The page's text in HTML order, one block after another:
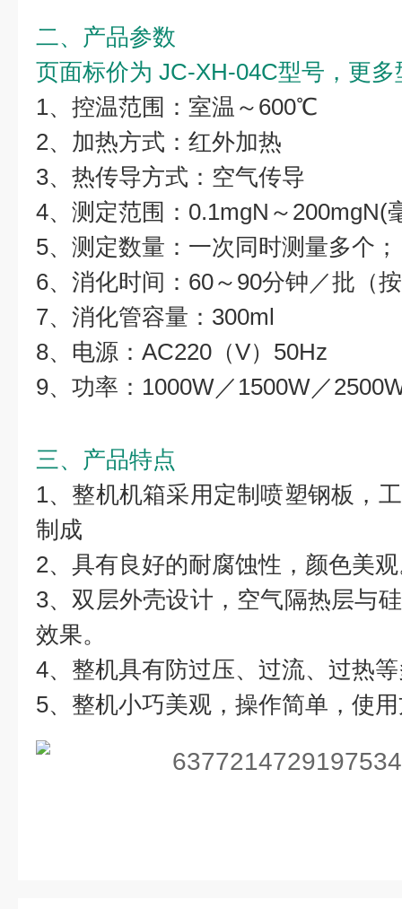
二、产品参数
页面标价为 JC-XH-04C型号，更
1、控温范围：室温～600℃
2、加热方式：红外加热
3、热传导方式：空气传导
4、测定范围：0.1mgN～200mgN(
5、测定数量：一次同时测量多个
6、消化时间：60～90分钟／批（
7、消化管容量：300ml
8、电源：AC220（V）50Hz
9、功率：1000W／1500W／
三、产品特点
1、整机机箱采用定制喷塑钢板，
制成
2、具有良好的耐腐蚀性，颜色美
3、双层外壳设计，空气隔热层与
效果。
4、整机具有防过压、过流、过热
5、整机小巧美观，操作简单，使